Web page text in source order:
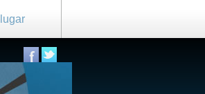
lugar